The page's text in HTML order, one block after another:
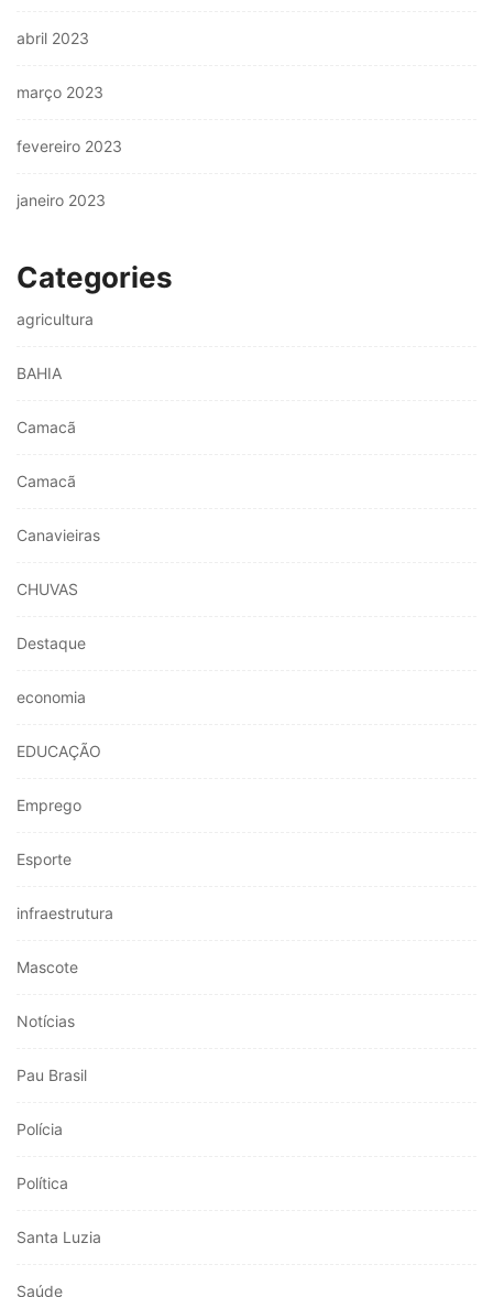
abril 2023
março 2023
fevereiro 2023
janeiro 2023
Categories
agricultura
BAHIA
Camacã
Camacã
Canavieiras
CHUVAS
Destaque
economia
EDUCAÇÃO
Emprego
Esporte
infraestrutura
Mascote
Notícias
Pau Brasil
Polícia
Política
Santa Luzia
Saúde